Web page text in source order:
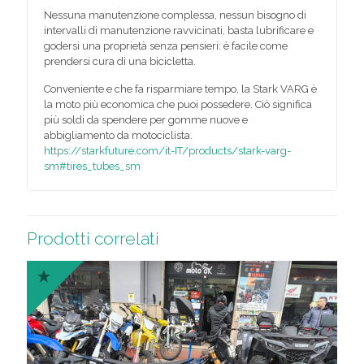
Nessuna manutenzione complessa, nessun bisogno di
intervalli di manutenzione ravvicinati, basta lubrificare e
godersi una proprietà senza pensieri: è facile come
prendersi cura di una bicicletta.
Conveniente e che fa risparmiare tempo, la Stark VARG è
la moto più economica che puoi possedere. Ciò significa
più soldi da spendere per gomme nuove e
abbigliamento da motociclista.
https://starkfuture.com/it-IT/products/stark-varg-
sm#tires_tubes_sm
Prodotti correlati